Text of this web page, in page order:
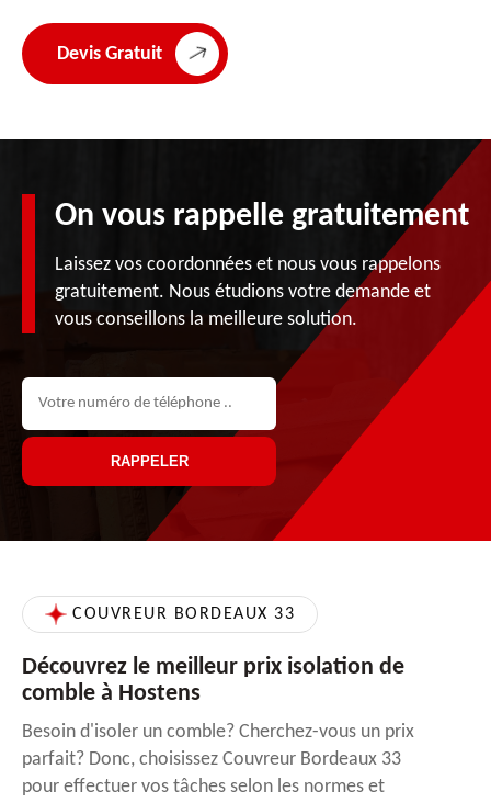
Devis Gratuit
On vous rappelle gratuitement
Laissez vos coordonnées et nous vous rappelons
gratuitement. Nous étudions votre demande et
vous conseillons la meilleure solution.
COUVREUR BORDEAUX 33
Découvrez le meilleur prix isolation de
comble à Hostens
Besoin d'isoler un comble? Cherchez-vous un prix
parfait? Donc, choisissez Couvreur Bordeaux 33
pour effectuer vos tâches selon les normes et